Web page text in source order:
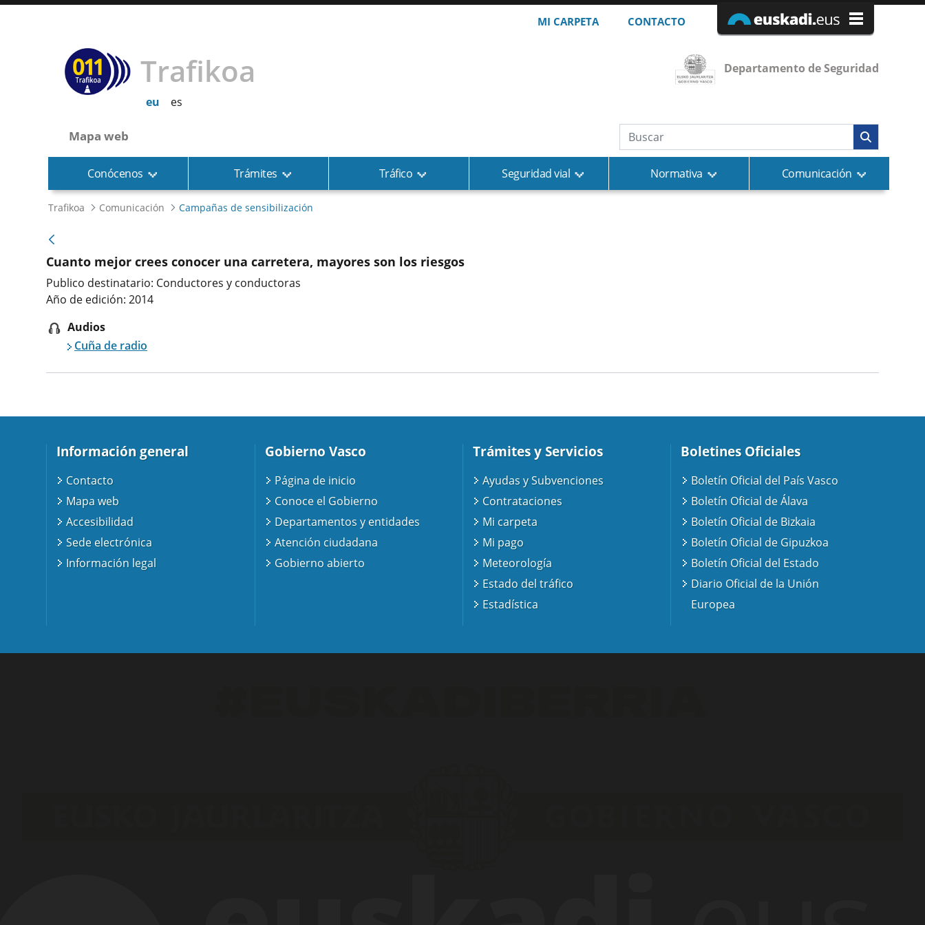
MI CARPETA CONTACTO
Trafikoa
eu es
Departamento de Seguridad
Mapa web Búsqueda web
Conócenos Trámites Tráfico Seguridad vial Normativa Comunicación
Trafikoa Comunicación Campañas de sensibilización
Cuanto mejor crees conocer una carretera, mayores son los riesgos
Publico destinatario: Conductores y conductoras
Año de edición: 2014
Audios
Cuña de radio
Información general
Contacto
Mapa web
Accesibilidad
Sede electrónica
Información legal
Gobierno Vasco
Página de inicio
Conoce el Gobierno
Departamentos y entidades
Atención ciudadana
Gobierno abierto
Trámites y Servicios
Ayudas y Subvenciones
Contrataciones
Mi carpeta
Mi pago
Meteorología
Estado del tráfico
Estadística
Boletines Oficiales
Boletín Oficial del País Vasco
Boletín Oficial de Álava
Boletín Oficial de Bizkaia
Boletín Oficial de Gipuzkoa
Boletín Oficial del Estado
Diario Oficial de la Unión
Europea